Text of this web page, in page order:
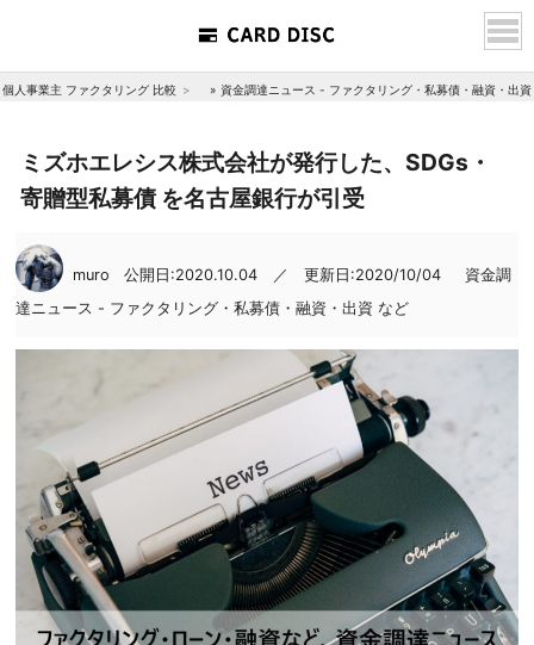
個人事業主 ファクタリング 比較 » 資金調達ニュース - ファクタリング・私募債・融資・出
ミズホエレシス株式会社が発行した、SDGs・
寄贈型私募債 を名古屋銀行が引受
muro 公開日:2020.10.04 ／ 更新日:2020/10/04
資金調
達ニュース - ファクタリング・私募債・融資・出資 など